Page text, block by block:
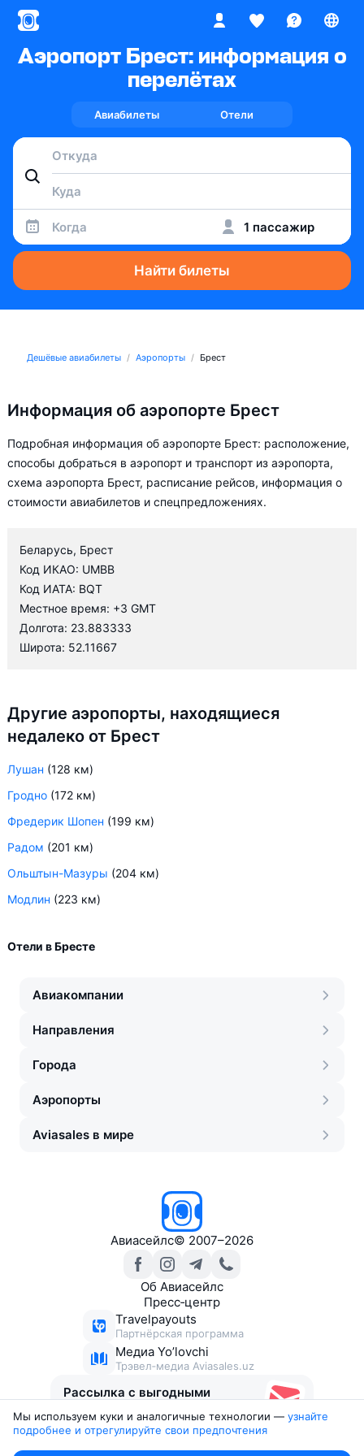
Аэропорт Брест: информация о
перелётах
Авиабилеты Отели
Когда 1 пассажир
Найти билеты
Дешёвые авиабилеты Аэропорты Брест
Информация об аэропорте Брест
Подробная информация об аэропорте Брест: расположение,
способы добраться в аэропорт и транспорт из аэропорта,
схема аэропорта Брест, расписание рейсов, информация о
стоимости авиабилетов и спецпредложениях.
Беларусь, Брест
Код ИКАО: UMBB
Код ИАТА: BQT
Местное время: +3 GMT
Долгота: 23.883333
Широта: 52.11667
Другие аэропорты, находящиеся
недалеко от Брест
Лушан (128 км)
Гродно (172 км)
Фредерик Шопен (199 км)
Радом (201 км)
Ольштын-Мазуры (204 км)
Модлин (223 км)
Отели в Бресте
Авиакомпании
Направления
Города
Аэропорты
Aviasales в мире
Авиасейлс© 2007–2026
Об Авиасейлс
Пресс‑центр
Travelpayouts
Партнёрская программа
Медиа Yo’lovchi
Трэвел‑медиа Aviasales.uz
Рассылка с выгодными
Мы используем куки и аналогичные технологии — узнайте
подробнее и отрегулируйте свои предпочтения